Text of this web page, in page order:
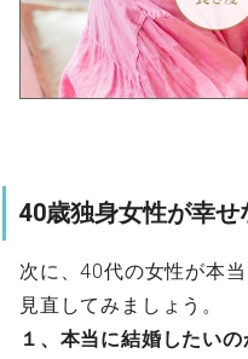
40歳独身女性が幸せ
次に、40代の女性が本
見直してみましょう。
１、本当に結婚したい